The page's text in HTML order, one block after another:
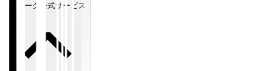
Ｊリーグ公式サービス